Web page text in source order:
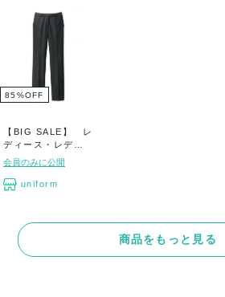
85 %OFF
【BIG SALE】 レ
ディース・レディ
スストレッ...
会員のみに公開
uniform
商品をもっと見る